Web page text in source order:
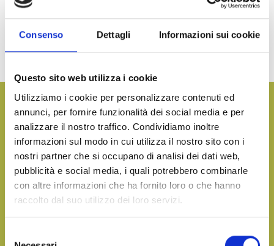
Consenso Dettagli Informazioni sui cookie
Questo sito web utilizza i cookie
Utilizziamo i cookie per personalizzare contenuti ed
annunci, per fornire funzionalità dei social media e per
analizzare il nostro traffico. Condividiamo inoltre
informazioni sul modo in cui utilizza il nostro sito con i
nostri partner che si occupano di analisi dei dati web,
pubblicità e social media, i quali potrebbero combinarle
con altre informazioni che ha fornito loro o che hanno
raccolto dal suo utilizzo dei loro servizi.
with sunflower oil. Product packaged under protective atmosphere to
preserve quality.
TIPS FOR CONSUMPTION
Want more information and receive our product catalog?
CONTACT US
Bring the taste of the sea to your table, on any occasion
DOWNLOAD OUR CATALOGUE AND DISCOVER ALL OUR